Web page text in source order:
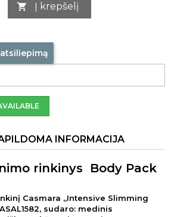
 Į krepšelį
INFORMACIJA
rinkinys Body Pack
Casmara „Intensive Slimming
sudaro: medinis